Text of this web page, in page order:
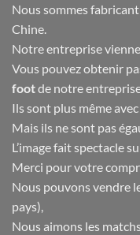
Nous sommes
Chine.
Notre entreprise
Vous pouvez obtenir
footde notre
Ils sont plus même avec
Mais ils ne sont pas
L’image fait spectacle
Merci pour votre
Nous pouvons vendre
pays),
Nous aimons les